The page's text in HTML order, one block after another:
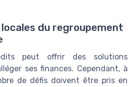
du regroupement
peut offrir des solutions
ses finances. Cependant, à
de défis doivent être pris en